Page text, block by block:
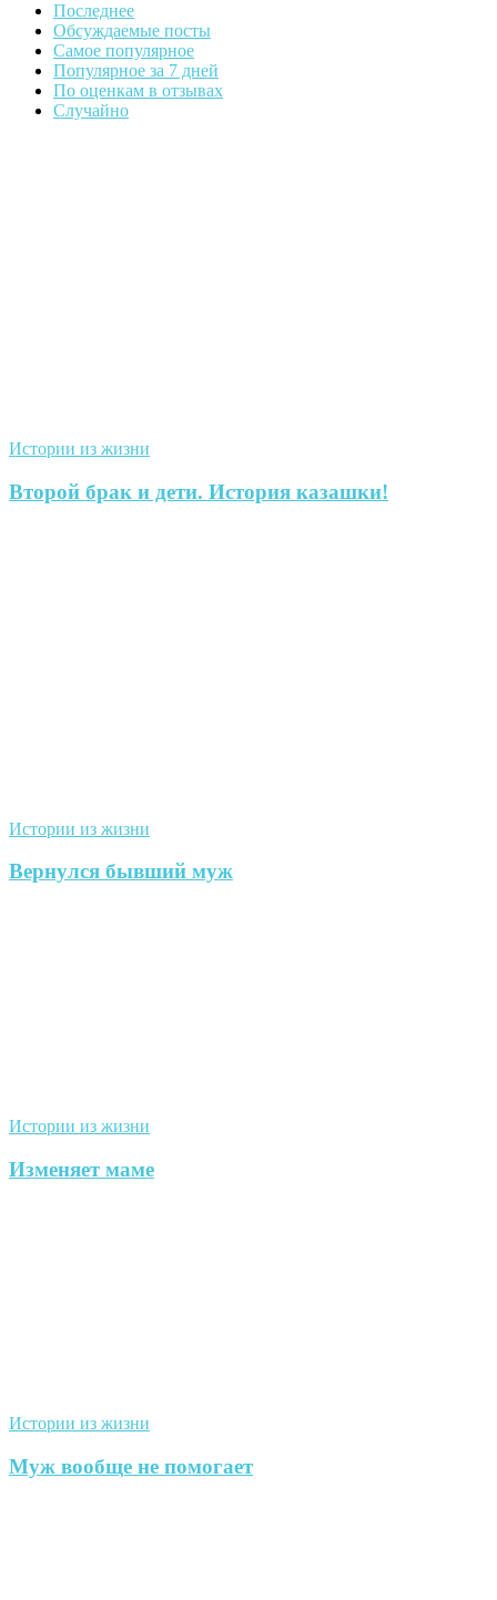
Последнее
Обсуждаемые посты
Самое популярное
Популярное за 7 дней
По оценкам в отзывах
Случайно
Истории из жизни
Второй брак и дети. История казашки!
Истории из жизни
Вернулся бывший муж
Истории из жизни
Изменяет маме
Истории из жизни
Муж вообще не помогает